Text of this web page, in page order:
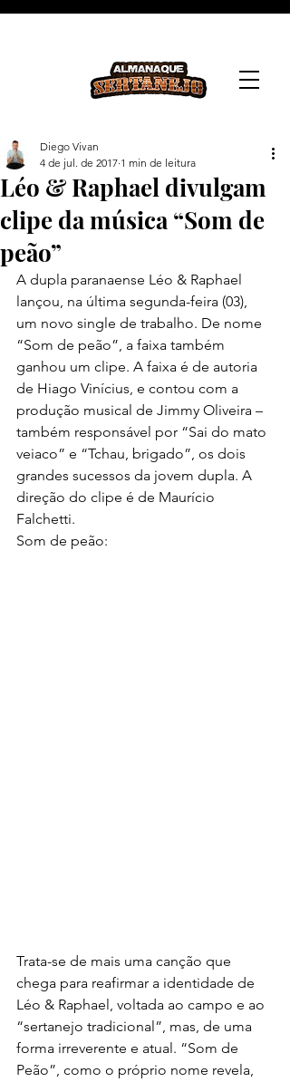
Léo & Raphael divulgam
clipe da música “Som de
peão”
Diego Vivan
4 de jul. de 2017 1 min de leitura
A dupla paranaense Léo & Raphael
lançou, na última segunda-feira (03),
um novo single de trabalho. De nome
“Som de peão”, a faixa também
ganhou um clipe. A faixa é de autoria
de Hiago Vinícius, e contou com a
produção musical de Jimmy Oliveira –
também responsável por “Sai do mato
veiaco” e “Tchau, brigado”, os dois
grandes sucessos da jovem dupla. A
direção do clipe é de Maurício
Falchetti.
Som de peão:
Trata-se de mais uma canção que
chega para reafirmar a identidade de
Léo & Raphael, voltada ao campo e ao
“sertanejo tradicional”, mas, de uma
forma irreverente e atual. “Som de
Peão”, como o próprio nome revela,